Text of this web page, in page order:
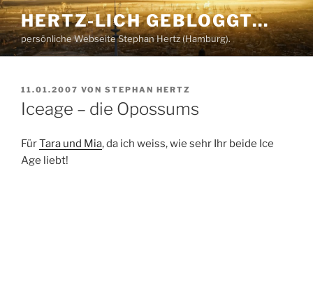
Zum
Inhalt
springen
HERTZ-LICH GEBLOGGT…
persönliche Webseite Stephan Hertz (Hamburg).
VERÖFFENTLICHT
AM
11.01.2007 VON STEPHAN HERTZ
Iceage – die Opossums
FürTara und Mia, da ich weiss, wie sehr Ihr beide Ice
Age liebt!